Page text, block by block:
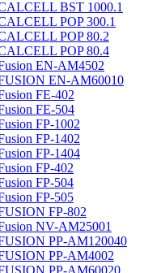
BST 1000.1
POP 300.1
POP 80.2
POP 80.4
EN-AM4502
EN-AM60010
FE-402
FE-504
FP-1002
FP-1402
FP-1404
FP-402
FP-504
FP-505
FP-802
NV-AM25001
PP-AM120040
PP-AM4002